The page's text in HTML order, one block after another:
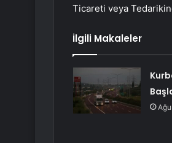
Ticareti veya
İlgili Makaleler